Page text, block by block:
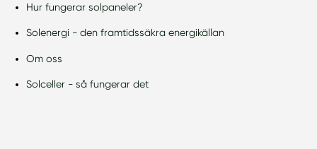
Hur fungerar solpaneler?
Solenergi - den framtidssäkra energikällan
Om oss
Solceller - så fungerar det